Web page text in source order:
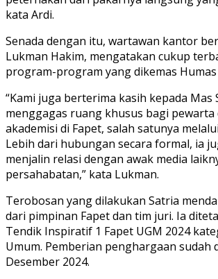
kata Ardi.
Senada dengan itu, wartawan kantor
Lukman Hakim, mengatakan cukup
program-program yang dikemas Humas
“Kami juga berterima kasih kepada Mas
menggagas ruang khusus bagi pewarta
akademisi di Fapet, salah satunya
Lebih dari hubungan secara formal, ia
menjalin relasi dengan awak media
persahabatan,” kata Lukman.
Terobosan yang dilakukan Satria
dari pimpinan Fapet dan tim juri. Ia
Tendik Inspiratif 1 Fapet UGM 2024
Umum. Pemberian penghargaan sudah
Desember 2024.